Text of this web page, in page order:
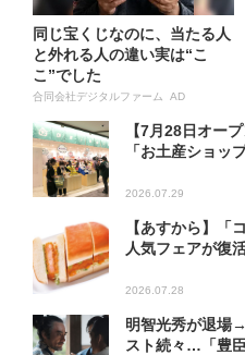
同じ宝くじなのに、当たる人
と外れる人の違い実は“こ
こ”でした
合同会社デジタルファーム AD
【7月28日オー
「お土産ショッ
2026.07.29
【あすから】「
人気フェアが復
2026.07.28
明智光秀が退場
スト続々…「豊